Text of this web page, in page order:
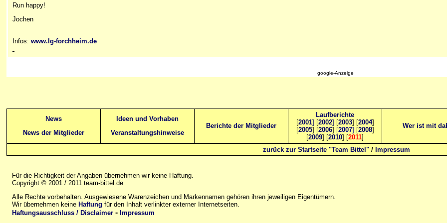
Run happy!
Jochen
Infos: www.lg-forchheim.de
google-Anzeige
News
News der Mitglieder
Ideen und Vorhaben
Veranstaltungshinweise
Berichte der Mitglieder
Laufberichte
[2001] [2002] [2003] [2004]
[2005] [2006] [2007] [2008]
[2009] [2010] [2011]
Wer ist mit
zurück zur Startseite "Team Bittel"/ Impressum
Für die Richtigkeit der Angaben übernehmen wir keine Haftung.
Copyright © 2001 / 2011 team-bittel.de
Alle Rechte vorbehalten. Ausgewiesene Warenzeichen und Markennamen gehören ihren jeweiligen Eigentümern.
Wir übernehmen keine Haftung für den Inhalt verlinkter externer Internetseiten.
Haftungsausschluss / Disclaimer - Impressum